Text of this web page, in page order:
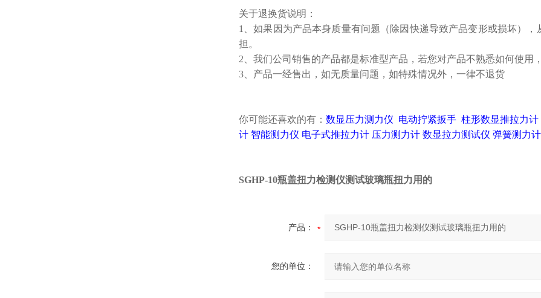
关于退换货说明：
1、如果因为产品本身质量有问题（除因快递导致产品变形或损坏）
担。
2、我们公司销售的产品都是标准型产品，若您对产品不熟悉如何使用
3、产品一经售出，如无质量问题，如特殊情况外，一律不退货
你可能还喜欢的有： 数显压力测力仪 电动拧紧扳手 柱形数显推拉力计
计 智能测力仪 电子式推拉力计 压力测力计 数显拉力测试仪 弹簧测力计
SGHP-10瓶盖扭力检测仪测试玻璃瓶扭力用的
产品：
您的单位：